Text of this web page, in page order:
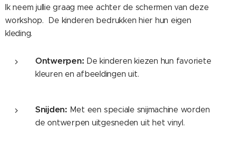
Ik neem jullie graag mee achter de schermen van deze
workshop. De kinderen bedrukken hier hun eigen
kleding.
Ontwerpen: De kinderen kiezen hun favoriete
kleuren en afbeeldingen uit.
Snijden: Met een speciale snijmachine worden
de ontwerpen uitgesneden uit het vinyl.